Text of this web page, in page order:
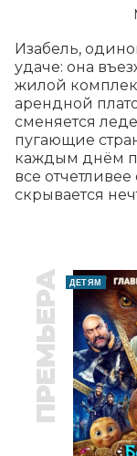
Изабель,
удаче: она
жилой
арендной
сменяется
пугающие
каждым днём
все
скрывается
ПРЕМЬЕРА ДЕТЯМ